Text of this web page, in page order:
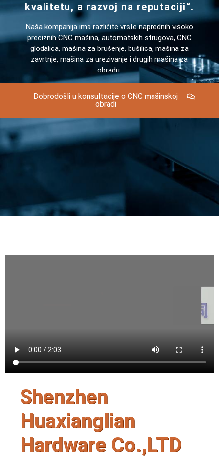
kvalitetu, a razvoj na reputaciji“.
Naša kompanija ima različite vrste naprednih visoko
preciznih CNC mašina, automatskih strugova, CNC
glodalica, mašina za brušenje, bušilica, mašina za
zavrtnje, mašina za urezivanje i drugih mašina za
obradu.
Dobrodošli u konsultacije o CNC mašinskoj
obradi
Shenzhen
Huaxianglian
Hardware Co.,LTD